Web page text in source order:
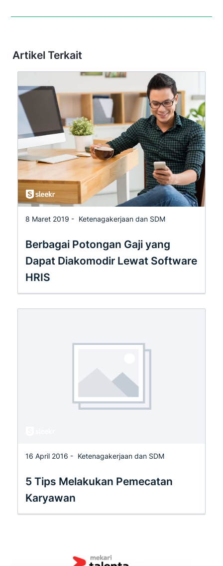
Artikel Terkait
8 Maret 2019 - Ketenagakerjaan dan SDM
Berbagai Potongan Gaji yang
Dapat Diakomodir Lewat Software
HRIS
16 April 2016 - Ketenagakerjaan dan SDM
5 Tips Melakukan Pemecatan
Karyawan